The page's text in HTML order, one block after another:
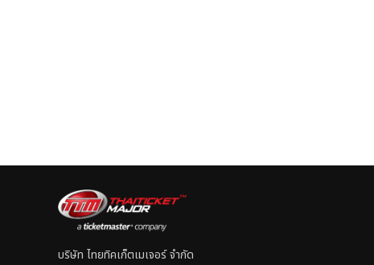
บริษัท ไทยทิคเก็ตเมเจอร์ จำกัด